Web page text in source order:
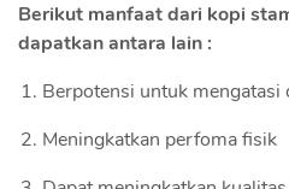
Berikut manfaat dari kopi
dapatkan antara lain :
Berpotensi untuk mengatasi
Meningkatkan perfoma fisik